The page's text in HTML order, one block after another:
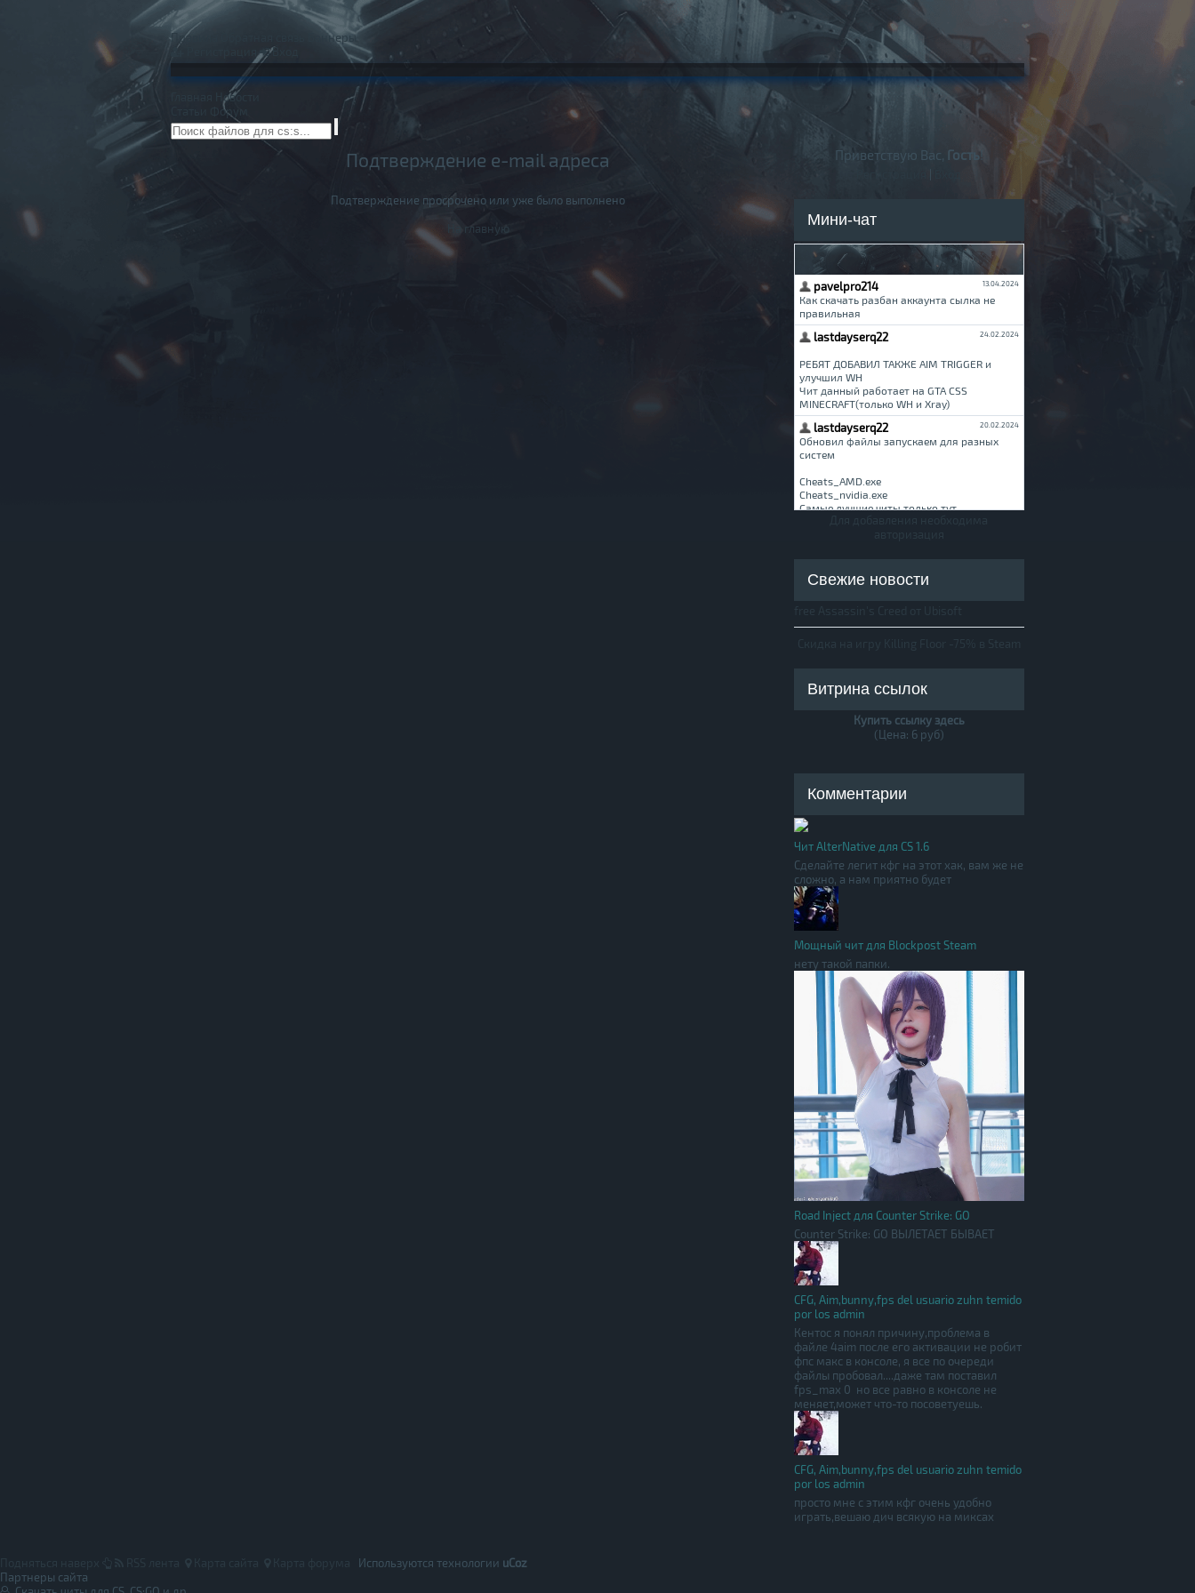
Правила
Баннеры
Вход
Новости
Форум
Подтверждение e-mail адреса
Подтверждение просрочено или уже было выполнено
На главную
Приветствую Вас, Гость!
Мини-чат
Свежие новости
Витрина ссылок
Купить ссылку здесь
(Цена: 6 руб)
Комментарии
Чит AlterNative для CS 1.6
Сделайте легит кфг на этот хак, вам же не
сложно, а нам приятно будет
Мощный чит для Blockpost Steam
нету такой папки.
Road Inject для Counter Strike: GO
Counter Strike: GO ВЫЛЕТАЕТ БЫВАЕТ
CFG, Aim,bunny,fps del usuario zuhn temido
por los admin
Кентос я понял причину,проблема в
файле 4aim после его активации не робит
фпс макс в консоле, я все по очереди
файлы пробовал....даже там поставил
fps_max 0 но все равно в консоле не
меняет,может что-то посоветуешь.
CFG, Aim,bunny,fps del usuario zuhn temido
por los admin
просто мне с этим кфг очень удобно
играть,вешаю дич всякую на миксах
Используются технологии uCoz
Партнеры сайта